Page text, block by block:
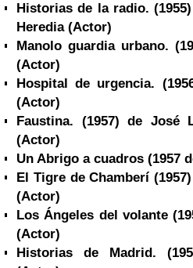
Historias de la radio.
Heredia (Actor)
Manolo guardia urbano.
(Actor)
Hospital de urgencia.
(Actor)
Faustina. (1957) de José
(Actor)
Un Abrigo a cuadros (1957
El Tigre de Chamberí
(Actor)
Los Ángeles del volante
(Actor)
Historias de Madrid.